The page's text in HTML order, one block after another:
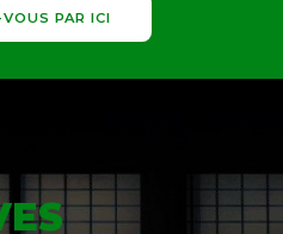
PAR ICI